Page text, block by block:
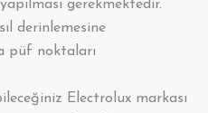
gerekmektedir.
derinlemesine
püf noktaları
Electrolux markası